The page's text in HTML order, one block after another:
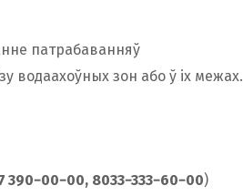
патрабаванняў
водаахоўных зон або ў іх межах.
390−00−00, 8033−333−60−00)